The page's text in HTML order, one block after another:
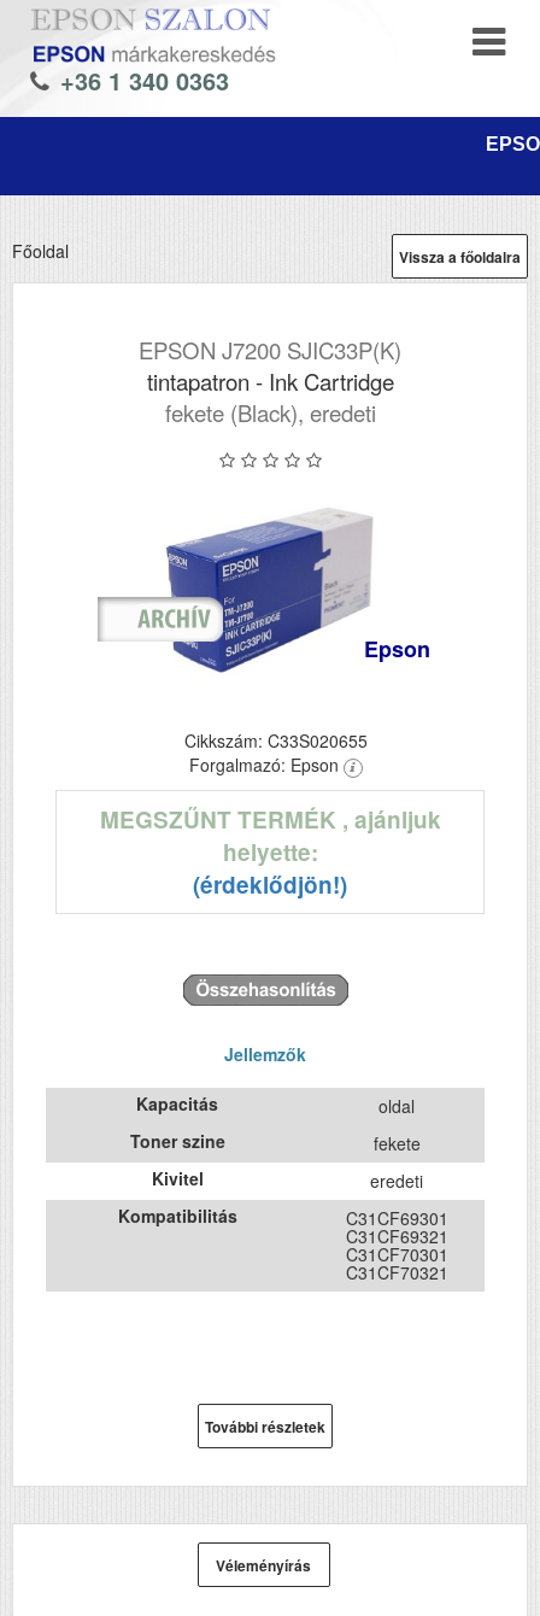
+36 1 340 0363
Vissza a főoldalra
Főoldal
EPSON J7200 SJIC33P(K)
tintapatron - Ink Cartridge
fekete (Black), eredeti
Epson
Cikkszám: C33S020655
Forgalmazó: Epson
MEGSZŰNT TERMÉK , ajánljuk
helyette:
(érdeklődjön!)
Jellemzők
Kapacitás
oldal
Toner szine
fekete
Kivitel
eredeti
Kompatibilitás
C31CF69301
C31CF69321
C31CF70301
C31CF70321
További részletek
Véleményírás